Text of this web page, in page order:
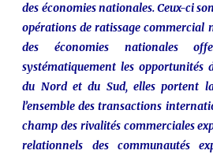
des économies nationales. Ceux-ci
opérations de ratissage commercial
des économies nationales
systématiquement les opportunités
du Nord et du Sud, elles portent
l’ensemble des transactions
champ des rivalités commerciales
relationnels des communautés